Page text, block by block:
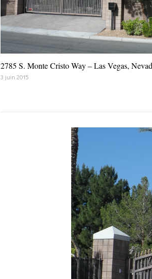
2785 S. Monte Cristo Way – Las Vegas,
3 juin 2015